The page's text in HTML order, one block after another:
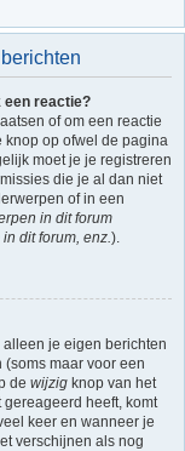
een reactie?
of om een reactie
knop op ofwel de pagina
moet je je registreren
die je al dan niet
of in een
in dit forum
dit forum, enz.).
je eigen berichten
maar voor een
de wijzig knop van het
heeft, komt
keer en wanneer je
verschijnen als nog